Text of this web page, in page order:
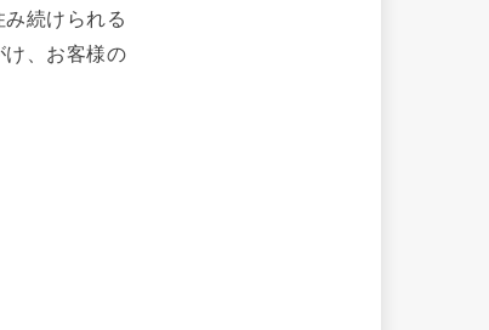
続けられる
け、お客様の